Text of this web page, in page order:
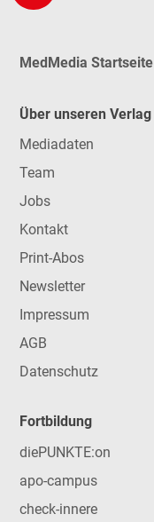
MedMedia Startseite
Über unseren Verlag
Mediadaten
Team
Jobs
Kontakt
Print-Abos
Newsletter
Impressum
AGB
Datenschutz
Fortbildung
diePUNKTE:on
apo-campus
check-innere